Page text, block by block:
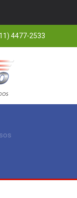
4477-2533